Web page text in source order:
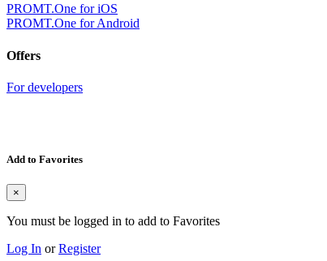
PROMT.One for iOS
PROMT.One for Android
Offers
For developers
Add to Favorites
×
You must be logged in to add to Favorites
Log In orRegister